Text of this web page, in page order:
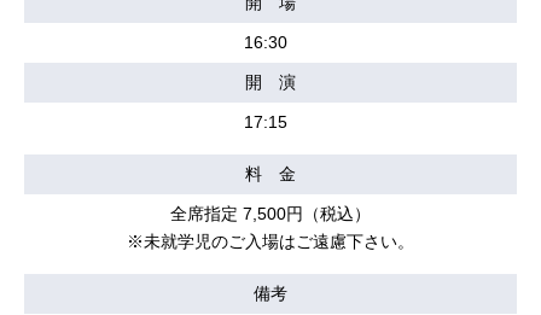
16:30
開 演
17:15
料 金
全席指定 7,500円（税込）
※未就学児のご入場はご遠慮下さい。
備考